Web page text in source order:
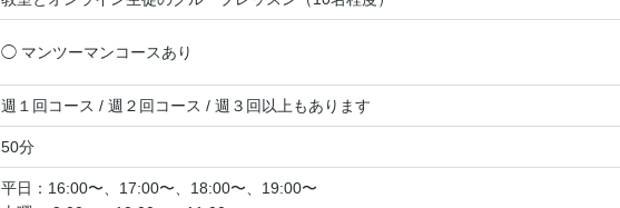
◯ マンツーマンコースあり
週１回コース / 週２回コース / 週３回以上もあります
50分
平日：16:00〜、17:00〜、18:00〜、19:00〜